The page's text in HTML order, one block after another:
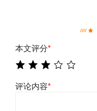
本文评分*
评论内容*